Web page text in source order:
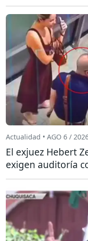
Actualidad • AGO 6 /
El exjuez Hebert
exigen auditoría